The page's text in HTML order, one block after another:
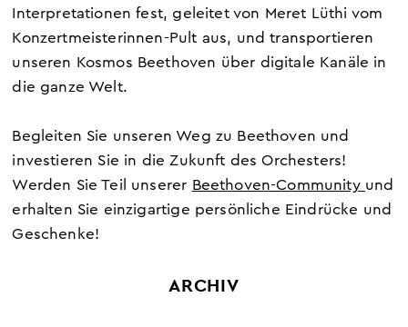
Interpretationen fest, geleitet von Meret Lüthi vom
Konzertmeisterinnen-Pult aus, und transportieren
unseren Kosmos Beethoven über digitale Kanäle in
die ganze Welt.
Begleiten Sie unseren Weg zu Beethoven und
investieren Sie in die Zukunft des Orchesters!
Werden Sie Teil unserer Beethoven-Community und
erhalten Sie einzigartige persönliche Eindrücke und
Geschenke!
ARCHIV